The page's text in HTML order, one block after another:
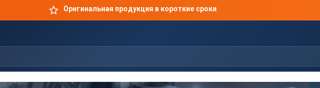
Оригинальная продукция в короткие сроки